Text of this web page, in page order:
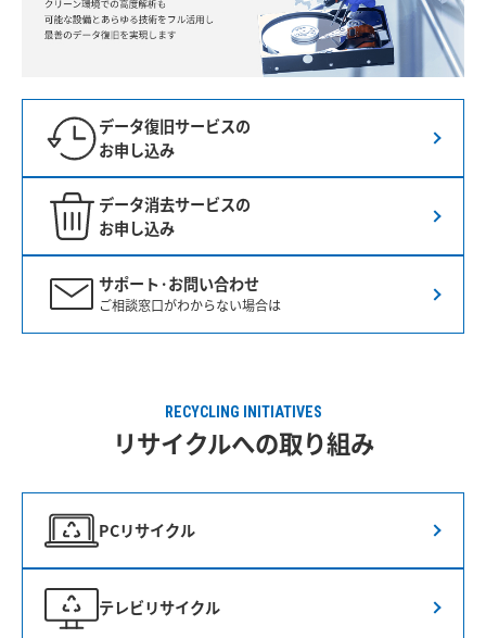
データ復旧サービスの
お申し込み
データ消去サービスの
お申し込み
サポート·お問い合わせ
ご相談窓口がわからない場合は
RECYCLING INITIATIVES
リサイクルへの取り組み
PCリサイクル
テレビリサイクル